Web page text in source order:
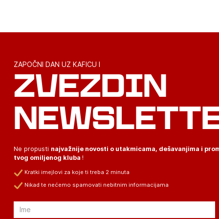
ZAPOČNI DAN UZ KAFICU I
ZVEZDIN
Ne propusti najvažnije novosti o utakmicama, dešavanjima i
tvog omiljenog kluba !
Kratki imejlovi za koje ti treba 2 minuta
Nikad te nećemo spamovati nebitnim informacijama
Email